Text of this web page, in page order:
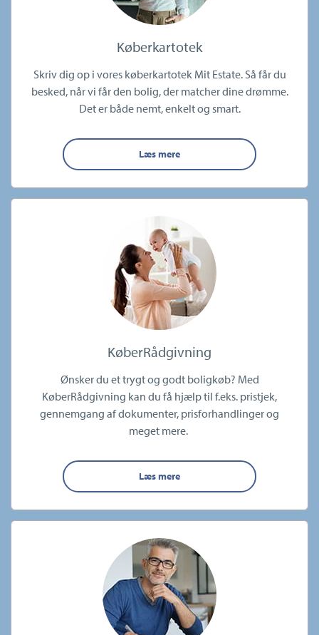
Køberkartotek
Skriv dig op i vores køberkartotek Mit Estate. Så får du
besked, når vi får den bolig, der matcher dine drømme.
Det er både nemt, enkelt og smart.
Læs mere
KøberRådgivning
Ønsker du et trygt og godt boligkøb? Med
KøberRådgivning kan du få hjælp til f.eks. pristjek,
gennemgang af dokumenter, prisforhandlinger og
meget mere.
Læs mere